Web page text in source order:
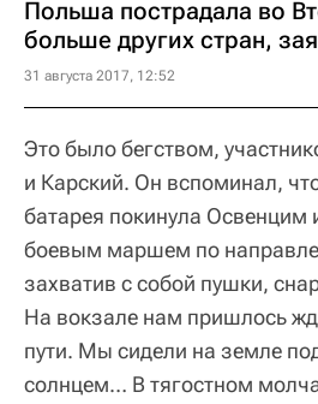
Польша пострадала во
больше других стран,
31 августа 2017, 12:52
Это было бегством,
и Карский. Он вспоминал,
батарея покинула Освенцим
боевым маршем по
захватив с собой пушки,
На вокзале нам пришлось
пути. Мы сидели на земле
солнцем… В тягостном